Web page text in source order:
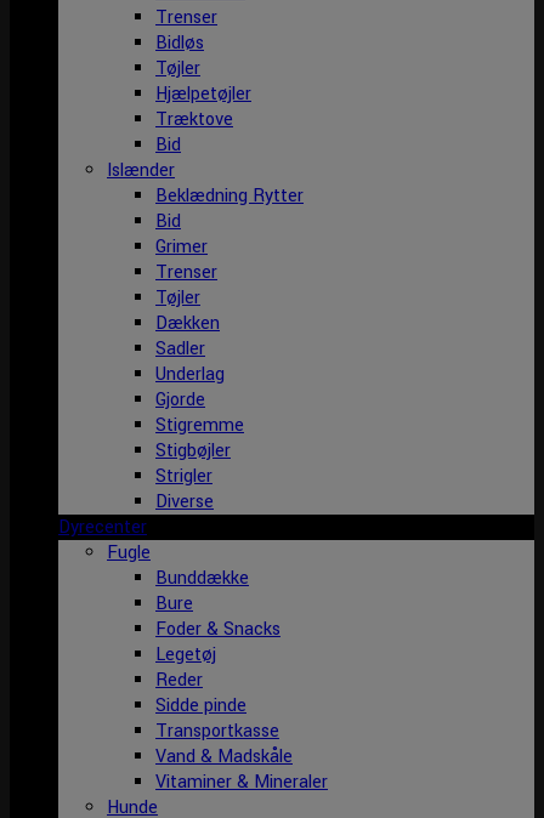
Trenser
Bidløs
Tøjler
Hjælpetøjler
Træktove
Bid
Islænder
Beklædning Rytter
Bid
Grimer
Trenser
Tøjler
Dækken
Sadler
Underlag
Gjorde
Stigremme
Stigbøjler
Strigler
Diverse
Dyrecenter
Fugle
Bunddække
Bure
Foder & Snacks
Legetøj
Reder
Sidde pinde
Transportkasse
Vand & Madskåle
Vitaminer & Mineraler
Hunde